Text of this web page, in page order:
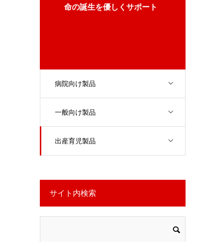
命の誕生を優しくサポート
病院向け製品
一般向け製品
出産育児製品
サイト内検索